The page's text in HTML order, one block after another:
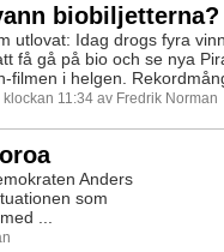
biobiljetterna?
utlovat: Idag drogs fyra
få gå på bio och se nya
filmen i helgen.
11:34 av Fredrik Norman
Anders
som
...